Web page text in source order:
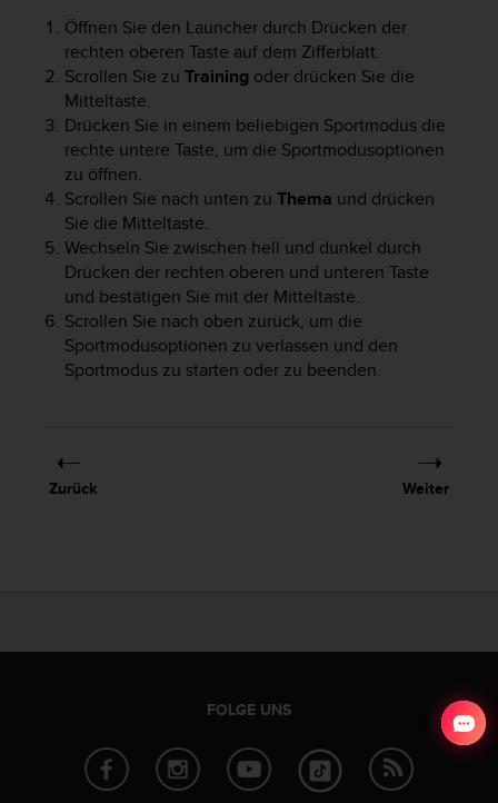
Öffnen Sie den Launcher durch Drücken der
rechten oberen Taste auf dem Zifferblatt.
Scrollen Sie zu Training oder drücken Sie die
Mitteltaste.
Drücken Sie in einem beliebigen Sportmodus die
rechte untere Taste, um die Sportmodusoptionen
zu öffnen.
Scrollen Sie nach unten zu Thema und drücken
Sie die Mitteltaste.
Wechseln Sie zwischen hell und dunkel durch
Drücken der rechten oberen und unteren Taste
und bestätigen Sie mit der Mitteltaste.
Scrollen Sie nach oben zurück, um die
Sportmodusoptionen zu verlassen und den
Sportmodus zu starten oder zu beenden.
Zurück Weiter
FOLGE UNS